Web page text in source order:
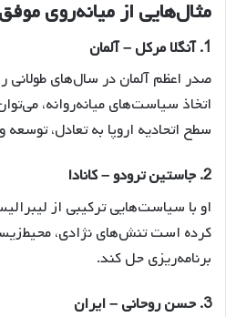
مثال‌هایی از میانه‌روی
1. آنگلا مرکل – آلمان
صدر اعظم آلمان در سال‌های طولانی
اتخاذ سیاست‌های میانه‌روانه،
سطح اتحادیه اروپا به تعادل،
2. جاستین ترودو – کانادا
او با سیاست‌هایی ترکیبی از
کرده است تنش‌های نژادی،
برنامه‌ریزی حل کند.
3. حسن روحانی – ایران